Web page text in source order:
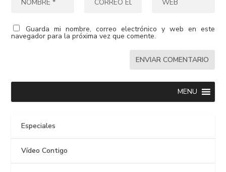
Guarda mi nombre, correo electrónico y web en este
navegador para la próxima vez que comente.
MENU
Especiales
Vídeo Contigo